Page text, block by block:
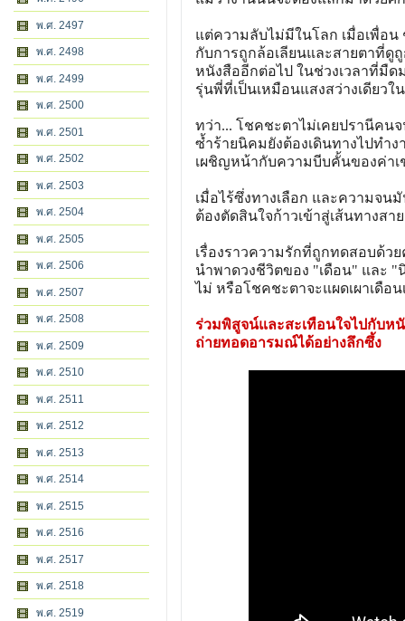
พ.ศ. 2497
พ.ศ. 2498
พ.ศ. 2499
พ.ศ. 2500
พ.ศ. 2501
พ.ศ. 2502
พ.ศ. 2503
พ.ศ. 2504
พ.ศ. 2505
พ.ศ. 2506
พ.ศ. 2507
พ.ศ. 2508
พ.ศ. 2509
พ.ศ. 2510
พ.ศ. 2511
พ.ศ. 2512
พ.ศ. 2513
พ.ศ. 2514
พ.ศ. 2515
พ.ศ. 2516
พ.ศ. 2517
พ.ศ. 2518
พ.ศ. 2519
แต่ความลับไม่มีในโลก เมื่อเพื่อน
กับการถูกล้อเลียนและสายตาที่ดู
หนังสืออีกต่อไป ในช่วงเวลาที่มื
รุ่นพี่ที่เป็นเหมือนแสงสว่างเดียว
ทว่า... โชคชะตาไม่เคยปรานีคน
ซ้ำร้ายนิคมยังต้องเดินทางไปทำ
เผชิญหน้ากับความบีบคั้นของค่าเ
เมื่อไร้ซึ่งทางเลือก และความจน
ต้องตัดสินใจก้าวเข้าสู่เส้นทางสา
เรื่องราวความรักที่ถูกทดสอบด้ว
นำพาดวงชีวิตของ "เดือน" และ
ไม่ หรือโชคชะตาจะแผดเผาเดือ
ร่วมพิสูจน์และสะเทือนใจไปกับห
ถ่ายทอดอารมณ์ได้อย่างลึกซึ้ง